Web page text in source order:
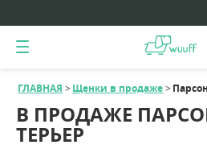
В ПРОДАЖЕ
ТЕРЬЕР
ГЛАВНАЯ Щенки в продаже